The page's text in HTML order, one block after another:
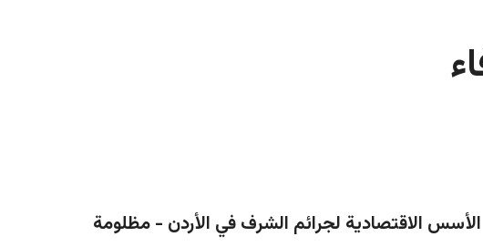
الأسس الاقتصادية لجرائم الشرف في الأردن - مظلومة